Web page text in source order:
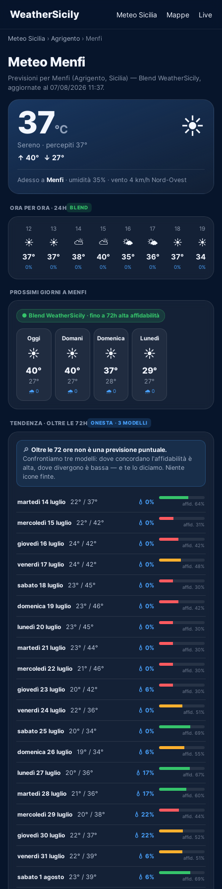
WeatherSicily Meteo Sicilia Mappe Live
Meteo Sicilia › Agrigento › Menfi
Meteo Menfi
Previsioni per Menfi (Agrigento, Sicilia) — Blend WeatherSicily,
aggiornate al 07/08/2026 11:37.
37°C
Sereno · percepiti 37°
↑ 40° ↓ 27°
☀️
Adesso a Menfi · umidità 35% · vento 4 km/h Nord-Ovest
ORA PER ORA · 24H BLEND
12
☀️
37°
0%
13
☀️
37°
0%
14
⛅
38°
0%
15
⛅
40°
0%
16
🌤️
35°
0%
17
🌤️
36°
0%
18
☀️
37°
0%
19
☀️
34°
0%
PROSSIMI GIORNI A MENFI
● Blend WeatherSicily · fino a 72h alta affidabilità
Oggi
☀️
40°
27°
🌧️ 0
Domani
☀️
40°
27°
🌧️ 0
Domenica
☀️
37°
28°
🌧️ 0
Lunedì
☀️
29°
27°
🌧️ 0
TENDENZA · OLTRE LE 72H ONESTA · 3 MODELLI
🔎 Oltre le 72 ore non è una previsione puntuale.
Confrontiamo tre modelli: dove concordano l'affidabilità è
alta, dove divergono è bassa — e te lo diciamo. Niente
icone finte.
martedì 14 luglio 22° / 37° 💧 0% affid. 64%
mercoledì 15 luglio 22° / 42° 💧 0% affid. 31%
giovedì 16 luglio 24° / 42° 💧 0% affid. 42%
venerdì 17 luglio 24° / 42° 💧 0% affid. 48%
sabato 18 luglio 23° / 45° 💧 0% affid. 30%
domenica 19 luglio 23° / 46° 💧 0% affid. 42%
lunedì 20 luglio 23° / 45° 💧 0% affid. 30%
martedì 21 luglio 23° / 44° 💧 0% affid. 30%
mercoledì 22 luglio 21° / 46° 💧 0% affid. 30%
giovedì 23 luglio 20° / 42° 💧 6% affid. 30%
venerdì 24 luglio 22° / 36° 💧 0% affid. 51%
sabato 25 luglio 20° / 34° 💧 0% affid. 69%
domenica 26 luglio 19° / 34° 💧 6% affid. 55%
lunedì 27 luglio 20° / 36° 💧 17% affid. 67%
martedì 28 luglio 21° / 36° 💧 17% affid. 60%
mercoledì 29 luglio 20° / 38° 💧 22% affid. 44%
giovedì 30 luglio 22° / 37° 💧 22% affid. 52%
venerdì 31 luglio 22° / 39° 💧 6% affid. 51%
sabato 1 agosto 23° / 39° 💧 6% affid. 69%